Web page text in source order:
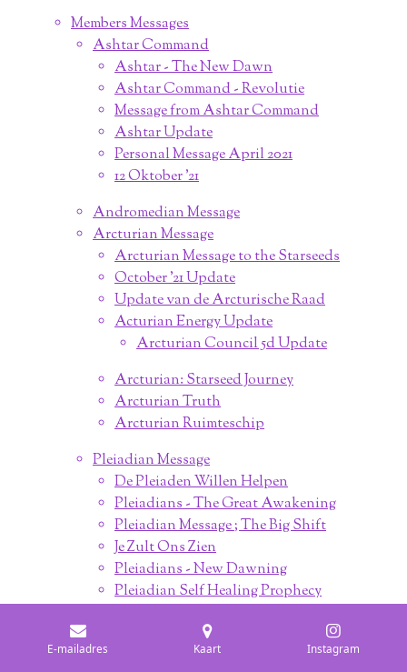
Members Messages
Ashtar Command
Ashtar - The New Dawn
Ashtar Command - Revolutie
Message from Ashtar Command
Ashtar Update
Personal Message April 2021
12 Oktober '21
Andromedian Message
Arcturian Message
Arcturian Message to the Starseeds
October '21 Update
Update van de Arcturische Raad
Acturian Energy Update
Arcturian Council 5d Update
Arcturian: Starseed Journey
Arcturian Truth
Arcturian Ruimteschip
Pleiadian Message
De Pleiaden Willen Helpen
Pleiadians - The Great Awakening
Pleiadian Message ; The Big Shift
Je Zult Ons Zien
Pleiadians - New Dawning
Pleiadian Self Healing Prophecy
Pleiadian High Council
Licht Familie
E-mailadres Kaart Instagram